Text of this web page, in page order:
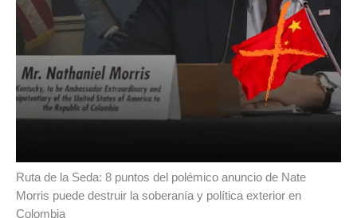
Ruta de la Seda: 8 puntos del polémico anuncio de Nate
Morris puede destruir la soberanía y política exterior en
Colombia